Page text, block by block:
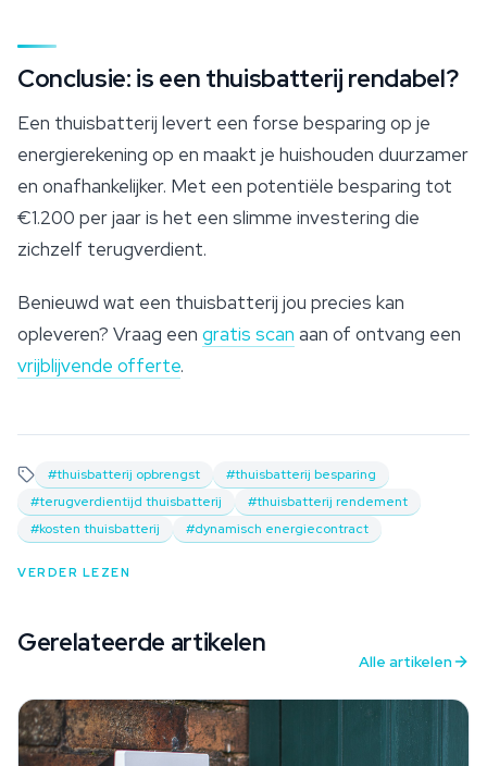
Conclusie: is een thuisbatterij rendabel?
Een thuisbatterij levert een forse besparing op je
energierekening op en maakt je huishouden duurzamer
en onafhankelijker. Met een potentiële besparing tot
€1.200 per jaar is het een slimme investering die
zichzelf terugverdient.
Benieuwd wat een thuisbatterij jou precies kan
opleveren? Vraag een gratis scan aan of ontvang een
vrijblijvende offerte.
#thuisbatterij opbrengst #thuisbatterij besparing
#terugverdientijd thuisbatterij #thuisbatterij rendement
#kosten thuisbatterij #dynamisch energiecontract
VERDER LEZEN
Gerelateerde artikelen
Alle artikelen